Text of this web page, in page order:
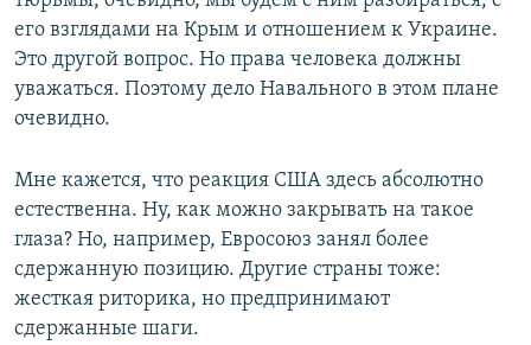
его взглядами на Крым и отношением к Украине.
Это другой вопрос. Но права человека должны
уважаться. Поэтому дело Навального в этом плане
очевидно.
Мне кажется, что реакция США здесь абсолютно
естественна. Ну, как можно закрывать на такое
глаза? Но, например, Евросоюз занял более
сдержанную позицию. Другие страны тоже:
жесткая риторика, но предпринимают
сдержанные шаги.